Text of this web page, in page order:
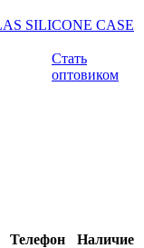
SILICONE CASE
Стать
оптовиком
Телефон
Наличие